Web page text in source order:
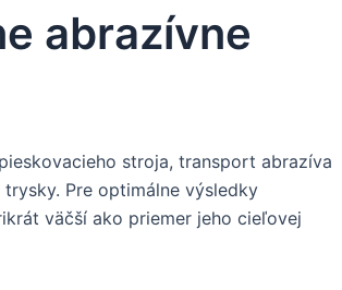
abrazívne
stroja, transport abrazíva
Pre optimálne výsledky
väčší ako priemer jeho cieľovej